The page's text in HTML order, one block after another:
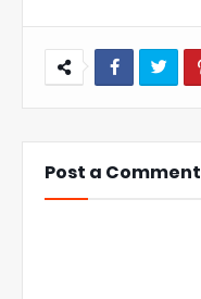
Post a Comment